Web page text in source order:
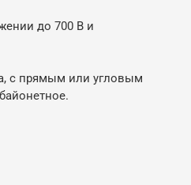
до 700 В и
с прямым или угловым